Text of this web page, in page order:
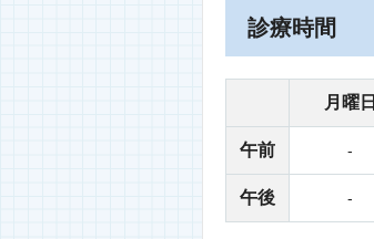
診療時間
月曜日
午前 -
午後 -